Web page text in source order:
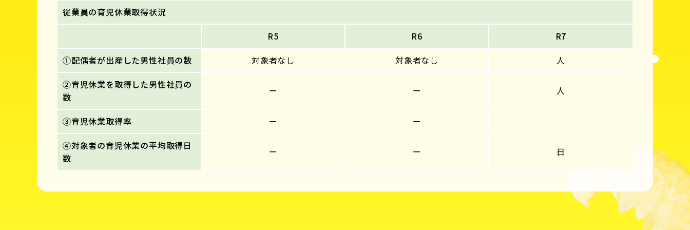
従業員の育児休業取得状況
R5
R6
R7
①配偶者が出産した男性社員の数
対象者なし 対象者なし
人
②育児休業を取得した男性社員の
数
ー ー 人
③育児休業取得率 ー
ー
④対象者の育児休業の平均取得日
数
ー ー 日